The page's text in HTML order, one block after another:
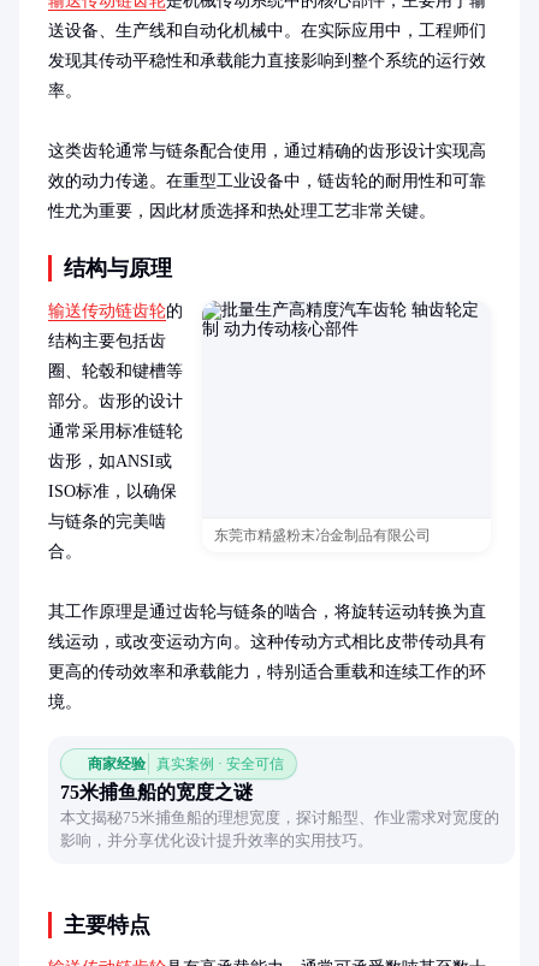
送设备、生产线和自动化机械中。在实际应用中，工程师们
发现其传动平稳性和承载能力直接影响到整个系统的运行效
率。
这类齿轮通常与链条配合使用，通过精确的齿形设计实现高
效的动力传递。在重型工业设备中，链齿轮的耐用性和可靠
性尤为重要，因此材质选择和热处理工艺非常关键。
结构与原理
东莞市精盛粉末冶金制品有限公司
输送传动链齿轮的
结构主要包括齿
圈、轮毂和键槽等
部分。齿形的设计
通常采用标准链轮
齿形，如ANSI或
ISO标准，以确保
与链条的完美啮
合。
其工作原理是通过齿轮与链条的啮合，将旋转运动转换为直
线运动，或改变运动方向。这种传动方式相比皮带传动具有
更高的传动效率和承载能力，特别适合重载和连续工作的环
境。
商家经验 真实案例 · 安全可信
75米捕鱼船的宽度之谜
本文揭秘75米捕鱼船的理想宽度，探讨船型、作业需求对宽度的
影响，并分享优化设计提升效率的实用技巧。
主要特点